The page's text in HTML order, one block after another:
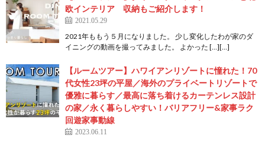
欧インテリア 収納もご紹介します！
2021.05.29
2021年ももう５月になりました。 少し変化したわが家のダ
イニングの動画を撮ってみました。 よかった […][…]
【ルームツアー】ハワイアンリゾートに憧れた！70
代女性23坪の平屋／海外のプライベートリゾートで
優雅に暮らす／最高に落ち着けるカーテンレス設計
の家／永く暮らしやすい！バリアフリー&家事ラク
回遊家事動線
2023.06.11